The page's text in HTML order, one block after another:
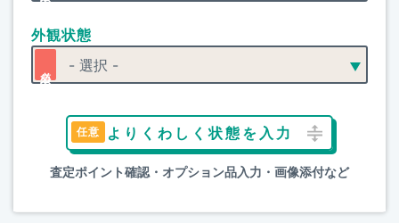
外観状態
よりくわしく状態を入力
査定ポイント確認・オプション品入力・画像添付など